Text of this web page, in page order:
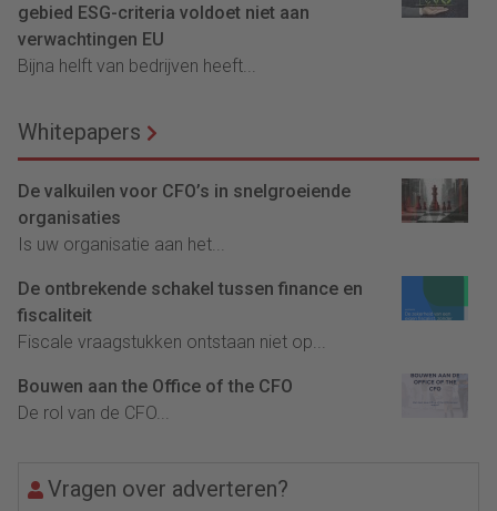
gebied ESG-criteria voldoet niet aan
verwachtingen EU
Bijna helft van bedrijven heeft...
Whitepapers
De valkuilen voor CFO’s in snelgroeiende
organisaties
Is uw organisatie aan het...
De ontbrekende schakel tussen finance en
fiscaliteit
Fiscale vraagstukken ontstaan niet op...
Bouwen aan the Office of the CFO
De rol van de CFO...
Vragen over adverteren?